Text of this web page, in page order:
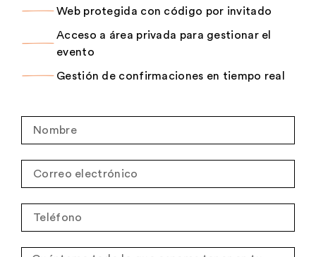
Web protegida con código por invitado
Acceso a área privada para gestionar el
evento
Gestión de confirmaciones en tiempo real